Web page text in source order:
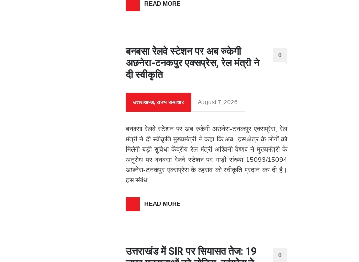
READ MORE
बनबसा रेलवे स्टेशन पर अब रुकेगी
अछनेरा-टनकपुर एक्सप्रेस, रेल मंत्री ने
दी स्वीकृति
0
उत्तराखण्ड,राज्य समाचार August 7, 2026
बनबसा रेलवे स्टेशन पर अब रुकेगी अछनेरा-टनकपुर एक्सप्रेस, रेल
मंत्री ने दी स्वीकृति मुख्यमंत्री ने कहा कि अब इस क्षेत्र के लोगों को
मिलेगी बड़ी सुविधा केंद्रीय रेल मंत्री अश्विनी वैष्णव ने मुख्यमंत्री के
अनुरोध पर बनबसा रेलवे स्टेशन पर गाड़ी संख्या 15093/15094
अछनेरा-टनकपुर एक्सप्रेस के ठहराव को स्वीकृति प्रदान कर दी है।
इस संबंध
READ MORE
उत्तराखंड में SIR पर सियासत तेज: 19
0